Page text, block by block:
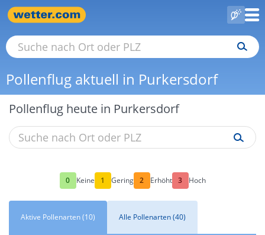
Pollenflug aktuell in Purkersdorf
Pollenflug heute in Purkersdorf
0 Keine 1 Gering 2 Erhöht 3 Hoch
Aktive Pollenarten (10) Alle Pollenarten (40)